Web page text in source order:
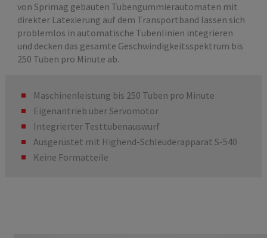
von Sprimag gebauten Tubengummierautomaten mit
direkter Latexierung auf dem Transportband lassen sich
problemlos in automatische Tubenlinien integrieren
und decken das gesamte Geschwindigkeitsspektrum bis
250 Tuben pro Minute ab.
Maschinenleistung bis 250 Tuben pro Minute
Eigenantrieb über Servomotor
Integrierter Testtubenauswurf
Ausgerüstet mit Highend-Schleuderapparat S-540
Keine Formatteile